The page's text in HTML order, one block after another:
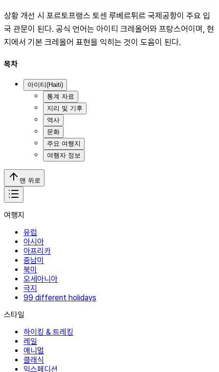
상황 개선 시 포르토프랭스 토센 루베르튀르 국제공항이 주요 입
국 관문이 된다. 공식 언어는 아이티 크레올어와 프랑스어이며, 현
지에서 기본 크레올어 표현을 익히는 것이 도움이 된다.
목차
아이티(Haiti)
통계 자료
지리 및 기후
역사
문화
주요 여행지
여행자 정보
맨 위로
여행지
유럽
아시아
아프리카
중남미
북미
오세아니아
극지
99 different holidays
스타일
하이킹 & 트레킹
레일
애니멀
클래식
익스페디션